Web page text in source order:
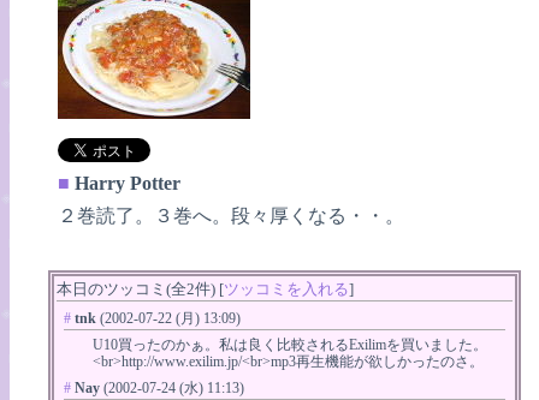
■ Harry Potter
２巻読了。３巻へ。段々厚くなる・・。
本日のツッコミ(全2件) [ツッコミを入れる]
# tnk (2002-07-22 (月) 13:09)
U10買ったのかぁ。私は良く比較されるExilimを買いました。
<br>http://www.exilim.jp/<br>mp3再生機能が欲しかったのさ。
# Nay (2002-07-24 (水) 11:13)